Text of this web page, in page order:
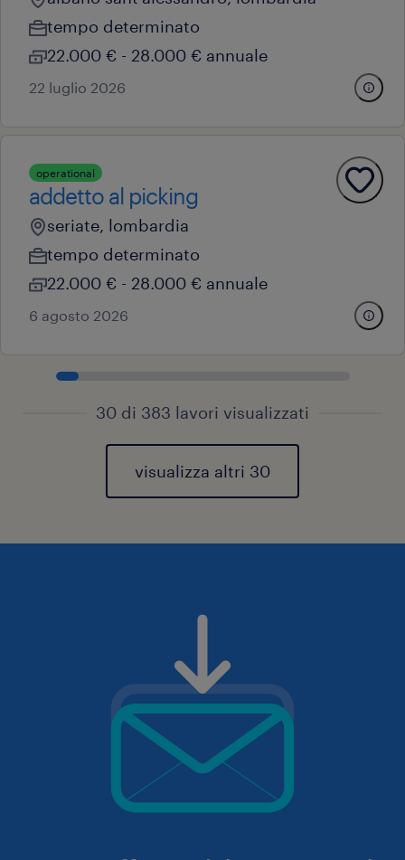
tempo determinato
22.000 € - 28.000 € annuale
22 luglio 2026
operational
addetto al picking
seriate, lombardia
tempo determinato
22.000 € - 28.000 € annuale
6 agosto 2026
30 di 383 lavori visualizzati
visualizza altri 30